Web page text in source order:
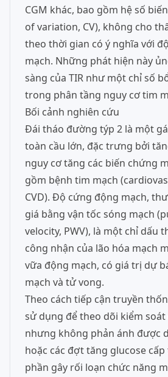
CGM khác, bao gồm hệ số
of variation, CV), không cho
theo thời gian có ý nghĩa với
mạch. Những phát hiện này
sàng của TIR như một chỉ số
trong phân tầng nguy cơ tim
Bối cảnh nghiên cứu
Đái tháo đường týp 2 là một
toàn cầu lớn, đặc trưng bởi
nguy cơ tăng các biến chứng
gồm bệnh tim mạch
CVD). Độ cứng động mạch,
giá bằng vận tốc sóng mạch
velocity, PWV), là một chỉ dấu
công nhận của lão hóa mạch
vữa động mạch, có giá trị dự
mạch và tử vong.
Theo cách tiếp cận truyền
sử dụng để theo dõi kiểm
nhưng không phản ánh được
hoặc các đợt tăng glucose
phần gây rối loạn chức năng